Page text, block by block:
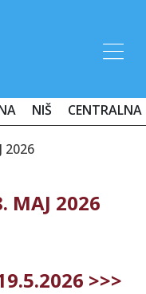
NIŠ CENTRALNA
2026
MAJ 2026
>>>